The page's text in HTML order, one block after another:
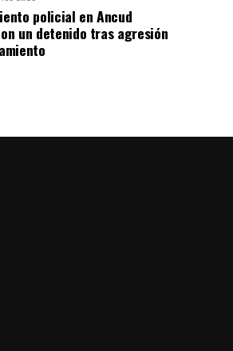
policial en Ancud
un detenido tras agresión